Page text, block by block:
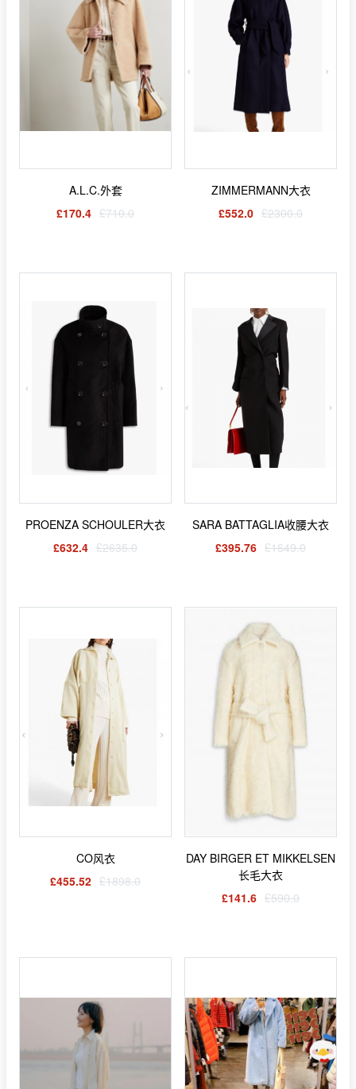
A.L.C.外套
£170.4 £710.0
ZIMMERMANN大衣
£552.0 £2300.0
PROENZA SCHOULER大衣
£632.4 £2635.0
SARA BATTAGLIA收腰大衣
£395.76 £1649.0
CO风衣
£455.52 £1898.0
DAY BIRGER ET MIKKELSEN
长毛大衣
£141.6 £590.0